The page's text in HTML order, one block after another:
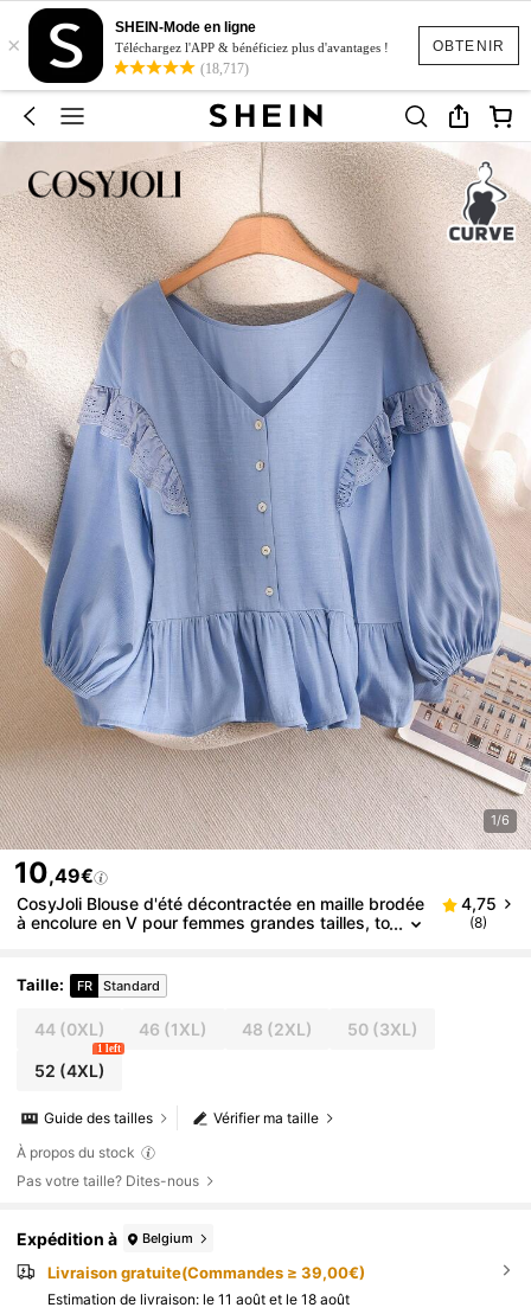
OBTENIR
×
SHEIN-Mode en ligne
Téléchargez l'APP & bénéficiez plus d'avantages !
(18,717)
1/6
10,49€
CosyJoli Blouse d'été décontractée en maille brodée
à encolure en V pour femmes grandes tailles, to
mes au printemps
4,75
(8)
Taille: FR Standard
44(0XL) 46 (1XL) 48 (2XL) 50(3XL)
52 (4XL)
1 left
Vérifier ma taille
Guide des tailles
À propos du stock
Pas votre taille? Dites-nous
Expédition à Belgium
Livraison gratuite(Commandes ≥ 39,00€)
Estimation de livraison: le 11 août et le 18 août